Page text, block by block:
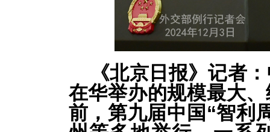
《北京日报》记者
在华举办的规模最大
前，第九届中国“智利